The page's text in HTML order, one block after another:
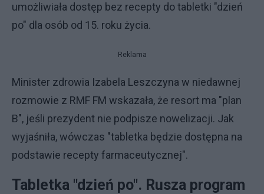
umożliwiała dostęp bez recepty do tabletki "dzień
po" dla osób od 15. roku życia.
Reklama
Minister zdrowia Izabela Leszczyna w niedawnej
rozmowie z RMF FM wskazała, że resort ma "plan
B", jeśli prezydent nie podpisze nowelizacji. Jak
wyjaśniła, wówczas "tabletka będzie dostępna na
podstawie recepty farmaceutycznej".
Tabletka "dzień po". Rusza program